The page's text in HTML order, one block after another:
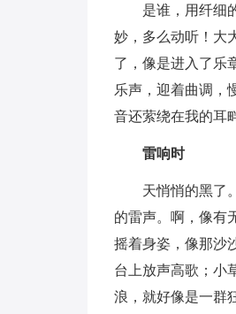
是谁，用纤细
妙，多么动听！大
了，像是进入了乐
乐声，迎着曲调，
音还萦绕在我的耳
雷响时
天悄悄的黑了
的雷声。啊，像有
摇着身姿，像那沙
台上放声高歌；小
浪，就好像是一群